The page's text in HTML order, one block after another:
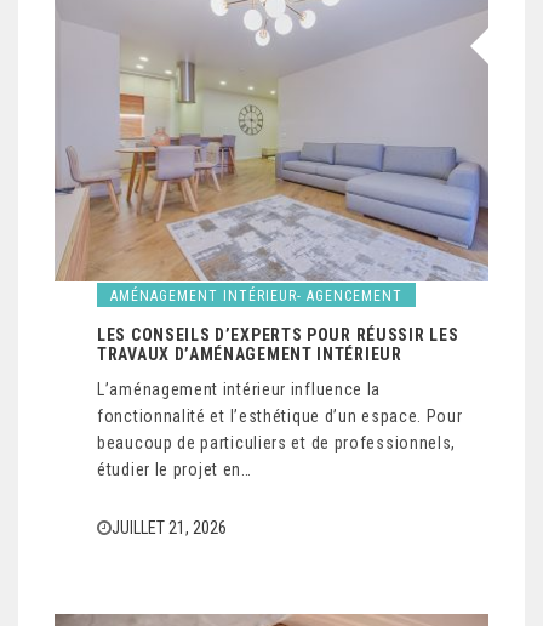
AMÉNAGEMENT INTÉRIEUR- AGENCEMENT
LES CONSEILS D’EXPERTS POUR RÉUSSIR LES
TRAVAUX D’AMÉNAGEMENT INTÉRIEUR
L’aménagement intérieur influence la
fonctionnalité et l’esthétique d’un espace. Pour
beaucoup de particuliers et de professionnels,
étudier le projet en…
JUILLET 21, 2026